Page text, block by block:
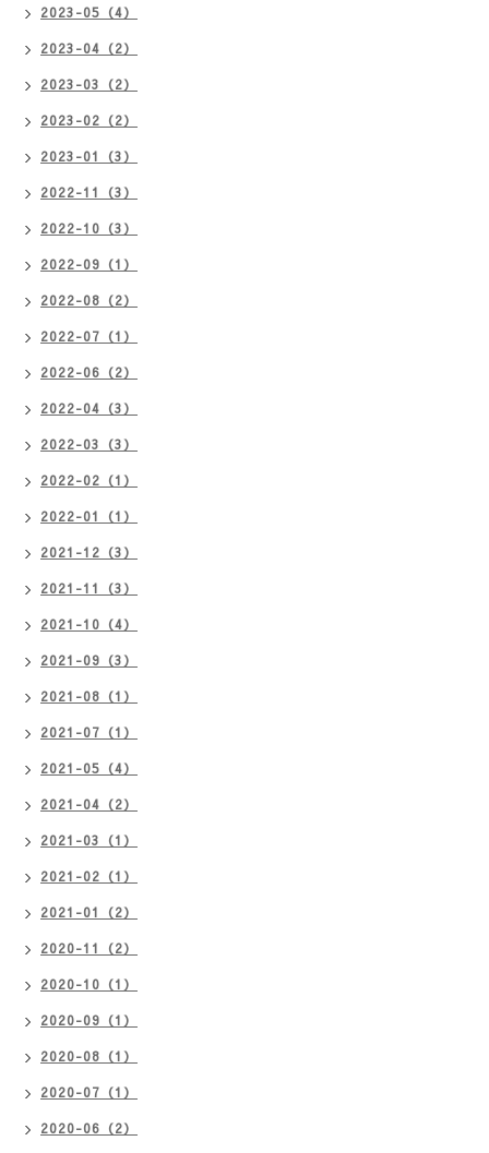
2023-05（4）
2023-04（2）
2023-03（2）
2023-02（2）
2023-01（3）
2022-11（3）
2022-10（3）
2022-09（1）
2022-08（2）
2022-07（1）
2022-06（2）
2022-04（3）
2022-03（3）
2022-02（1）
2022-01（1）
2021-12（3）
2021-11（3）
2021-10（4）
2021-09（3）
2021-08（1）
2021-07（1）
2021-05（4）
2021-04（2）
2021-03（1）
2021-02（1）
2021-01（2）
2020-11（2）
2020-10（1）
2020-09（1）
2020-08（1）
2020-07（1）
2020-06（2）